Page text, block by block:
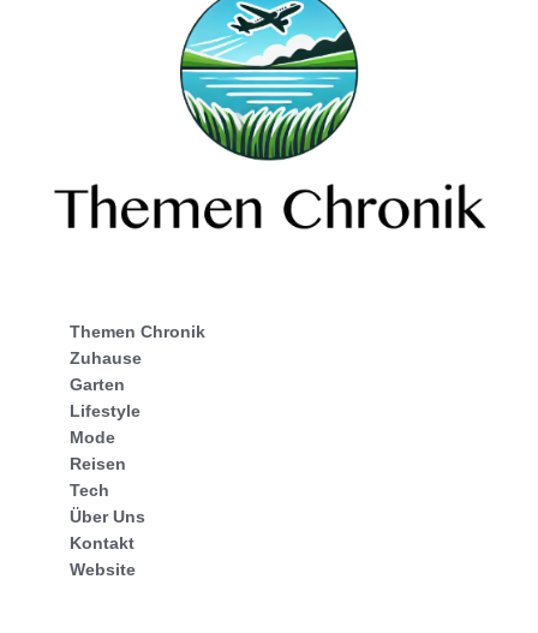
Themen Chronik
Zuhause
Garten
Lifestyle
Mode
Reisen
Tech
Über Uns
Kontakt
Website